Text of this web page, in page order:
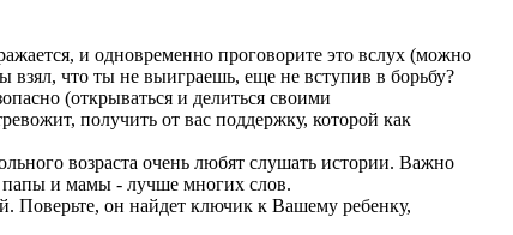
и одновременно проговорите это вслух (можно
взял, что ты не выиграешь, еще не вступив в борьбу?
(открываться и делиться своими
получить от вас поддержку, которой как
возраста очень любят слушать истории. Важно
папы и мамы - лучше многих слов.
Поверьте, он найдет ключик к Вашему ребенку,